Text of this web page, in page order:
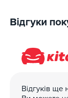
Відгуки
Відгуків ще